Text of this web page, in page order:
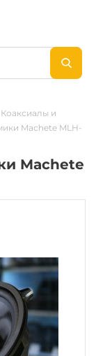
Коаксиалы и
Machete MLH-
Machete